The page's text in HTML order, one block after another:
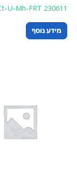
U-Mh-FRT 230611
מידע נוסף